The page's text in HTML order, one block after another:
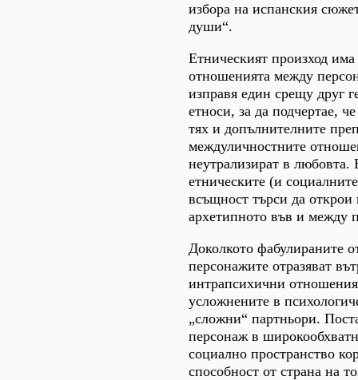
избора на испанския
души“.
Етническият произход има
отношенията между
изправя един срещу друг
етноси, за да подчертае,
тях и допълнителните
междуличностните
неутрализират в любовта.
етническите (и
всъщност търси да
архетипното във и между
Доколкото фабулираните
персонажите отразяват
интрапсихични
усложнените в
„сложни“ партньори.
персонаж в
социално пространство
способност от страна на